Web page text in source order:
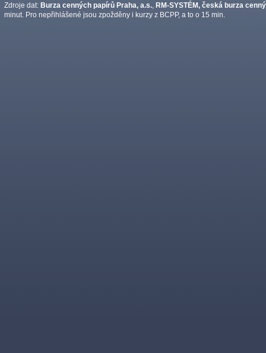
Zdroje dat: Burza cenných papírů Praha, a.s. RM-SYSTÉM, česká burza
minut. Pro nepřihlášené jsou zpožděny i kurzy z BCPP, a to o 15 min.